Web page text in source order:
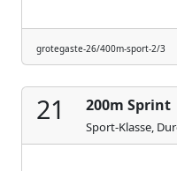
grotegaste-26/400m-sport-2/3
21 200m Sprint
Sport-Klasse,